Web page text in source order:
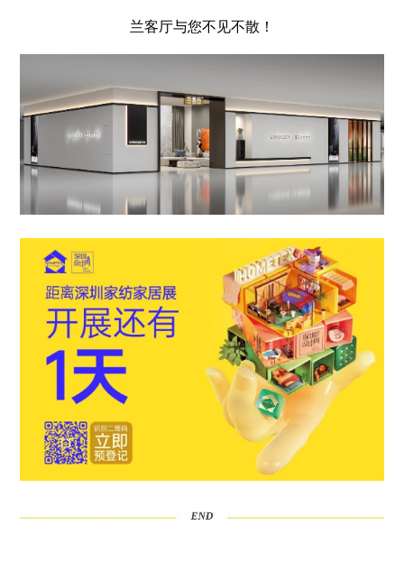
兰客厅与您不见不散！